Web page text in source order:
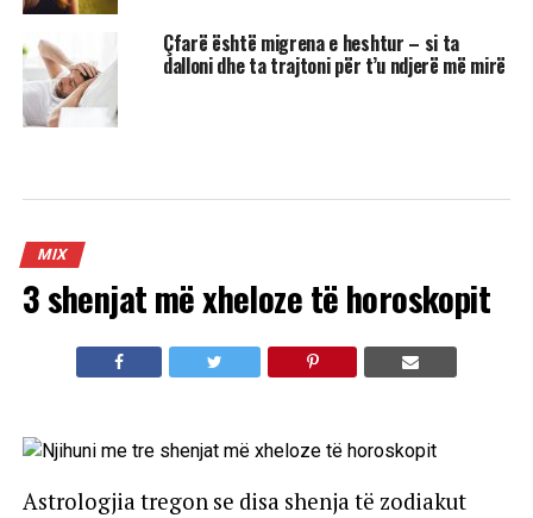
Çfarë është migrena e heshtur – si ta
dalloni dhe ta trajtoni për t’u ndjerë më mirë
MIX
3 shenjat më xheloze të horoskopit
Astrologjia tregon se disa shenja të zodiakut